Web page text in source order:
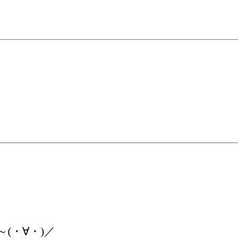
(・∀・)／